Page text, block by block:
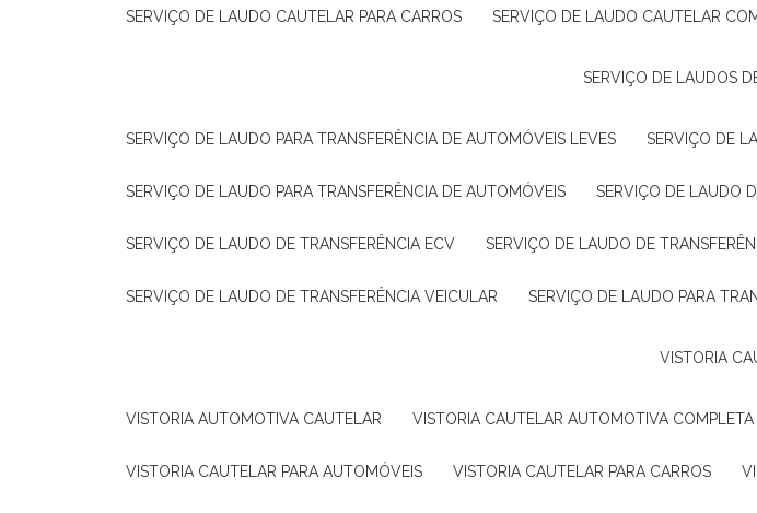
SERVIÇO DE LAUDO CAUTELAR PARA CARROS SERVIÇO DE LAUDO CAUTELAR
SERVIÇO DE LAUDOS
SERVIÇO DE LAUDO PARA TRANSFERÊNCIA DE AUTOMÓVEIS LEVES SERVIÇO DE
SERVIÇO DE LAUDO PARA TRANSFERÊNCIA DE AUTOMÓVEIS SERVIÇO DE LAUDO
SERVIÇO DE LAUDO DE TRANSFERÊNCIA ECV SERVIÇO DE LAUDO DE
SERVIÇO DE LAUDO DE TRANSFERÊNCIA VEICULAR SERVIÇO DE LAUDO PARA
VISTORIA
VISTORIA AUTOMOTIVA CAUTELAR VISTORIA CAUTELAR AUTOMOTIVA COMPLETA
VISTORIA CAUTELAR PARA AUTOMÓVEIS VISTORIA CAUTELAR PARA CARROS